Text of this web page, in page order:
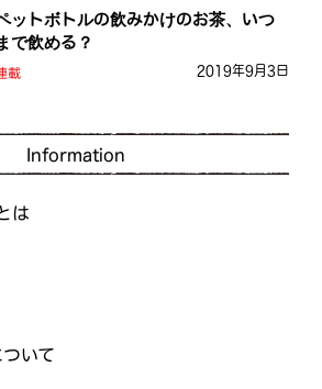
ットボトルの飲みかけのお茶、いつ
で飲める？
載 2019年9月3日
Information
は
いて